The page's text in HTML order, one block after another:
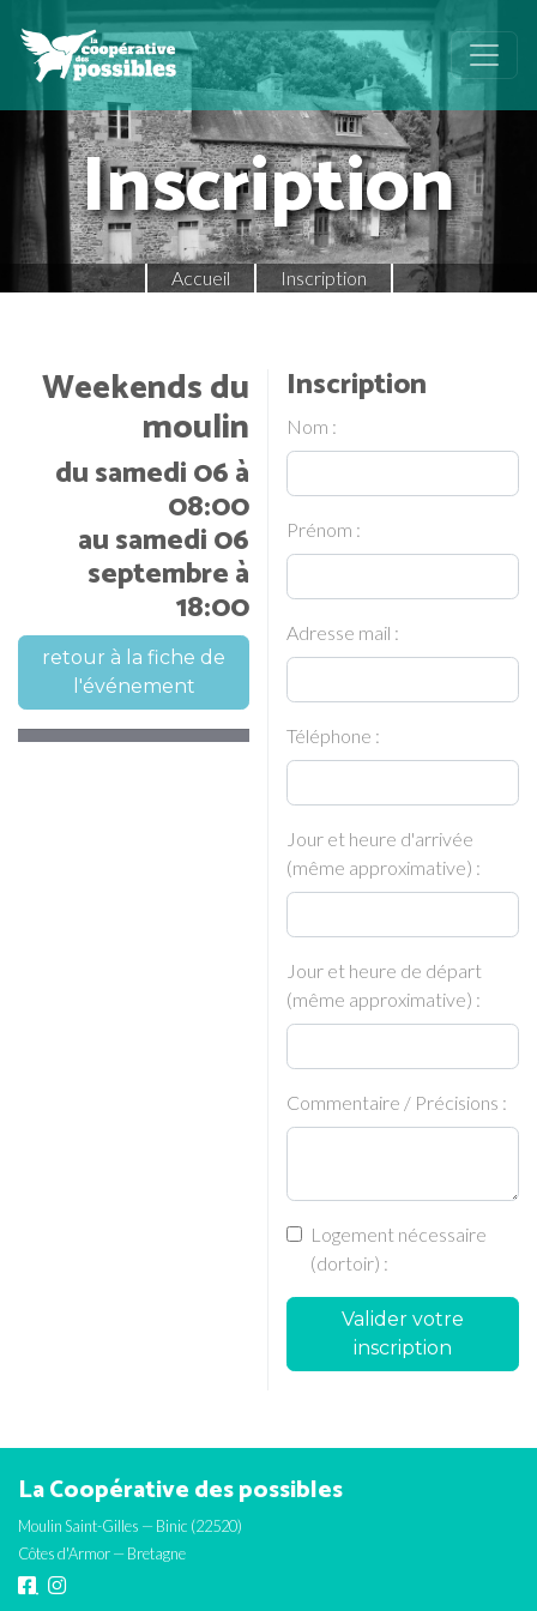
Inscription
Accueil Inscription
Weekends du
moulin
du samedi 06 à
08:00
au samedi 06
septembre à
18:00
retour à la fiche de
l'événement
Inscription
Nom :
Prénom :
Adresse mail :
Téléphone :
Jour et heure d'arrivée
(même approximative) :
Jour et heure de départ
(même approximative) :
Commentaire / Précisions :
Logement nécessaire
(dortoir) :
Valider votre
inscription
La Coopérative des possibles
Moulin Saint-Gilles — Binic (22520)
Côtes d'Armor — Bretagne